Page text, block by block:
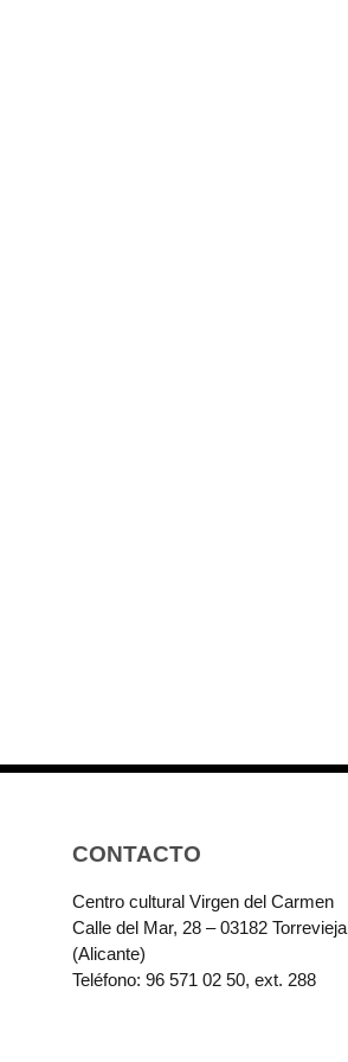
CONTACTO
Centro cultural Virgen del Carmen
Calle del Mar, 28 – 03182 Torrevieja
(Alicante)
Teléfono: 96 571 02 50, ext. 288